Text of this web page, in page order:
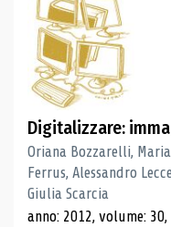
Digitalizzare:
Oriana Bozzarelli, Maria
Ferrus, Alessandro
Giulia Scarcia
anno: 2012, volume: